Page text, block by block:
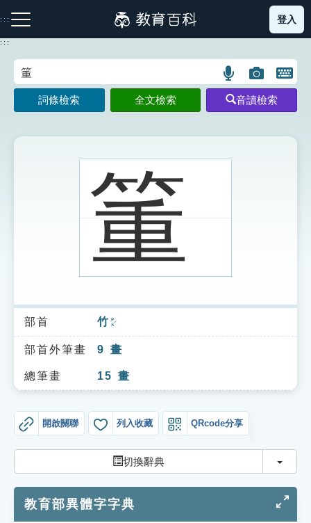
到
主
:::
注音索引圖示 筆畫索引圖示 部首索引表圖示
索引選單
知識索引
單字索引
貓頭鷹博士
登入
:::
語
言
搜
示
圖
片
搜
開
鍵
圖
詞條檢索 全文檢索 音讀檢索
箽
部首 竹 ㄓㄨˊ
部首外筆畫 9 畫
總筆畫 15 畫
開啟關聯 列入收藏 QRcode分享
切換辭典 切換
教育部異體字字典